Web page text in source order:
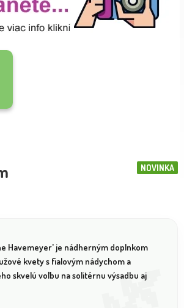
NOVINKA
Havemeyer' je nádherným doplnkom
kvety s fialovým nádychom a
skvelú voľbu na solitérnu výsadbu aj